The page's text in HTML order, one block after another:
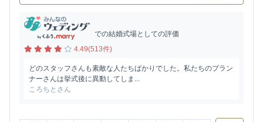
での結婚式場としての評価
4.49(513件)
どのスタッフさんも素敵な人たちばかりでした。私たちのプラン
ナーさんは挙式後に異動してしま...
ころちとさん